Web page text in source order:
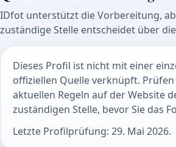
IDfot unterstützt die Vorbereitung,
zuständige Stelle entscheidet über
Dieses Profil ist nicht mit einer
offiziellen Quelle verknüpft. Prüfen
aktuellen Regeln auf der Website
zuständigen Stelle, bevor Sie das
Letzte Profilprüfung: 29. Mai 2026.